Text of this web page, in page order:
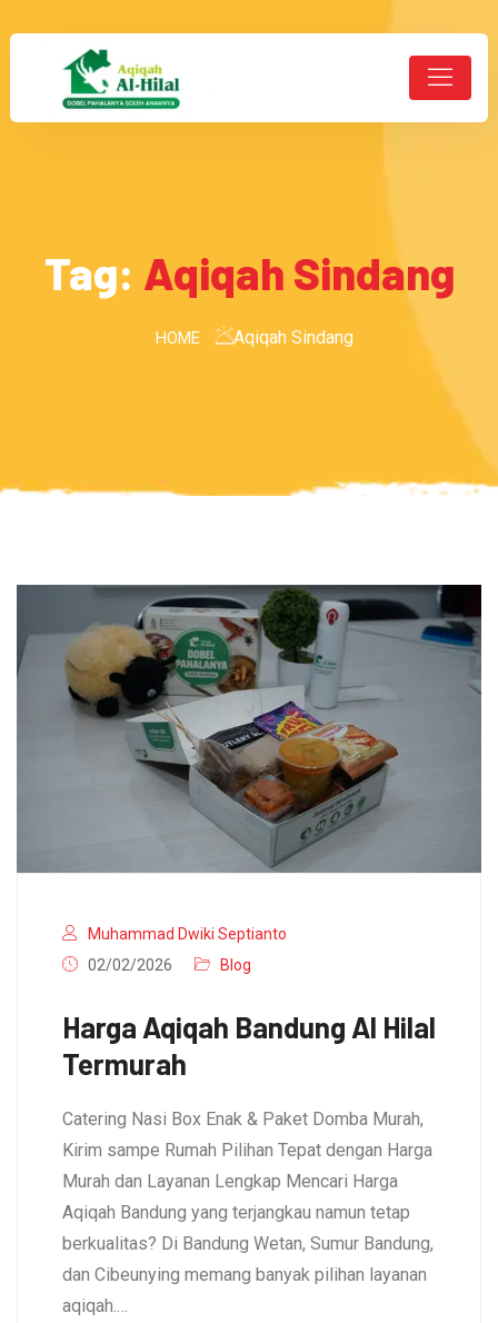
Tag: Aqiqah Sindang
HOME Aqiqah Sindang
Muhammad Dwiki Septianto
02/02/2026
Blog
Harga Aqiqah Bandung Al Hilal
Termurah
Catering Nasi Box Enak & Paket Domba Murah,
Kirim sampe Rumah Pilihan Tepat dengan Harga
Murah dan Layanan Lengkap Mencari Harga
Aqiqah Bandung yang terjangkau namun tetap
berkualitas? Di Bandung Wetan, Sumur Bandung,
dan Cibeunying memang banyak pilihan layanan
aqiqah.…